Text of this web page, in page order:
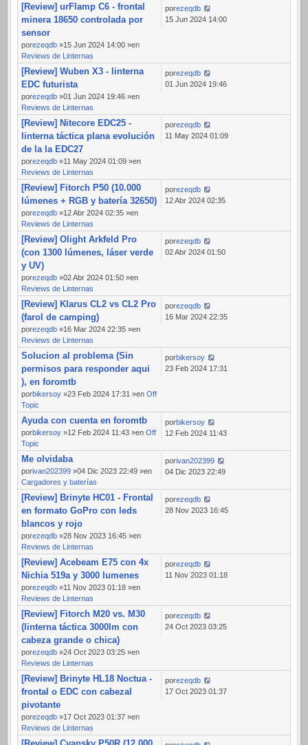
[Review] urFlamp C6 - frontal
minera 18650 controlada por
sensor
porezeqdb »15 Jun 2024 14:00 »en
Reviews de Linternas
porezeqdb
15 Jun 2024 14:00
[Review] Wuben X3 - linterna
EDC futurista
porezeqdb »01 Jun 2024 19:46 »en
Reviews de Linternas
porezeqdb
01 Jun 2024 19:46
[Review] Nitecore EDC25 -
linterna táctica plana evolución
de la la EDC27
porezeqdb »11 May 2024 01:09 »en
Reviews de Linternas
porezeqdb
11 May 2024 01:09
[Review] Fitorch P50 (10.000
lúmenes + RGB y batería 32650)
porezeqdb »12 Abr 2024 02:35 »en
Reviews de Linternas
porezeqdb
12 Abr 2024 02:35
[Review] Olight Arkfeld Pro
(con 1300 lúmenes, láser verde
y UV)
porezeqdb »02 Abr 2024 01:50 »en
Reviews de Linternas
porezeqdb
02 Abr 2024 01:50
[Review] Klarus CL2 vs CL2 Pro
(farol de camping)
porezeqdb »16 Mar 2024 22:35 »en
Reviews de Linternas
porezeqdb
16 Mar 2024 22:35
Solucion al problema (Sin
permisos para responder aqui
), en foromtb
porbikersoy »23 Feb 2024 17:31 »en Off
Topic
porbikersoy
23 Feb 2024 17:31
Ayuda con cuenta en foromtb
porbikersoy »12 Feb 2024 11:43 »en Off
Topic
porbikersoy
12 Feb 2024 11:43
Me olvidaba
porivan202399 »04 Dic 2023 22:49 »en
Cargadores y baterías
porivan202399
04 Dic 2023 22:49
[Review] Brinyte HC01 - Frontal
en formato GoPro con leds
blancos y rojo
porezeqdb »28 Nov 2023 16:45 »en
Reviews de Linternas
porezeqdb
28 Nov 2023 16:45
[Review] Acebeam E75 con 4x
Nichia 519a y 3000 lumenes
porezeqdb »11 Nov 2023 01:18 »en
Reviews de Linternas
porezeqdb
11 Nov 2023 01:18
[Review] Fitorch M20 vs. M30
(linterna táctica 3000lm con
cabeza grande o chica)
porezeqdb »24 Oct 2023 03:25 »en
Reviews de Linternas
porezeqdb
24 Oct 2023 03:25
[Review] Brinyte HL18 Noctua -
frontal o EDC con cabezal
pivotante
porezeqdb »17 Oct 2023 01:37 »en
Reviews de Linternas
porezeqdb
17 Oct 2023 01:37
[Review] Cyansky P50R (12.000